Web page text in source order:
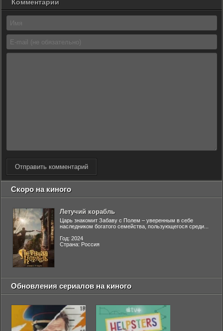
Комментарии
Отправить комментарий
Скоро на киного
Летучий корабль
Царь знакомит Забаву с Полем – уверенным в себе
наследником богатого семейства, пользующегося среди...
Год: 2024
Страна: Россия
Обновления сериалов на киного